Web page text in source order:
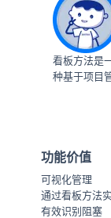
看板方法是
种基于项目
功能价值
可视化管理
通过看板方法
有效识别阻塞